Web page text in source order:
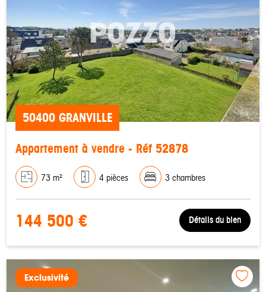
50400 GRANVILLE
Appartement à vendre - Réf 52878
73 m² 4 pièces 3 chambres
144 500 € Détails du bien
Exclusivité